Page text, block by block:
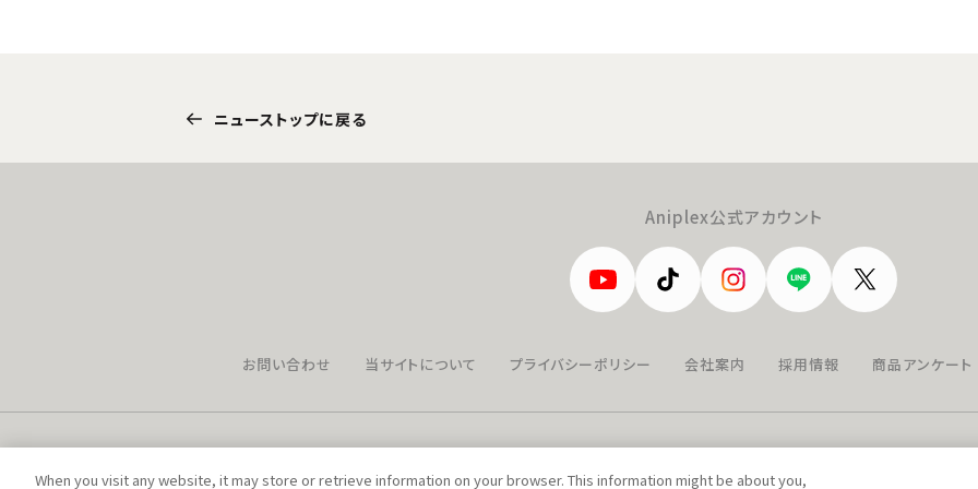
ニューストップに戻る
Aniplex公式アカウント
お問い合わせ 当サイトについて プライバシーポリシー 会社案内 採用情報 商品アンケート
When you visit any website, it may store or retrieve information on your browser. This information might be about you,